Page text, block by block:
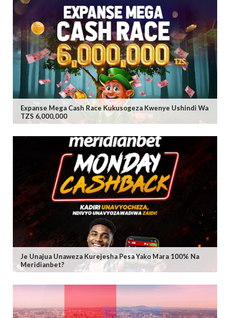
Expanse Mega Cash Race Kukusogeza Kwenye Ushindi Wa
TZS 6,000,000
Je Unajua Unaweza Kurejesha Pesa Yako Mara 100% Na
Meridianbet?